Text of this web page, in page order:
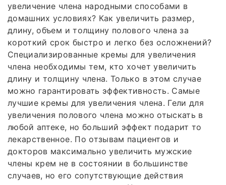
увеличение члена народными способами в
домашних условиях? Как увеличить размер,
длину, объем и толщину полового члена за
короткий срок быстро и легко без осложнений?
Специализированные кремы для увеличения
члена необходимы тем, кто хочет увеличить
длину и толщину члена. Только в этом случае
можно гарантировать эффективность. Самые
лучшие кремы для увеличения члена. Гели для
увеличения полового члена можно отыскать в
любой аптеке, но больший эффект подарит то
лекарственное. По отзывам пациентов и
докторов максимально увеличить мужские
члены крем не в состоянии в большинстве
случаев, но его сопутствующие действия